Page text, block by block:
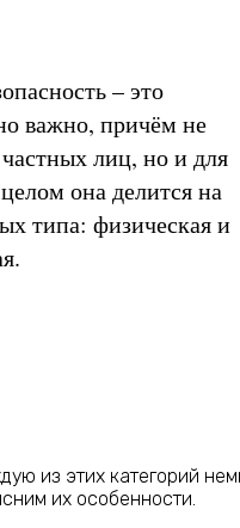
– это
важно, причём не
лиц, но и для
она делится на
типа: физическая и
из этих категорий
их особенности.